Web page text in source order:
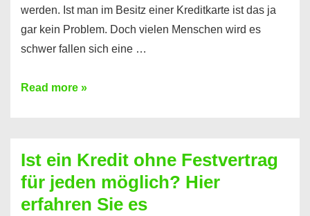
werden. Ist man im Besitz einer Kreditkarte ist das ja
gar kein Problem. Doch vielen Menschen wird es
schwer fallen sich eine …
Kreditkarte
Prepaid
ist
nicht
Read more »
Ist ein Kredit ohne Festvertrag
für jeden möglich? Hier
erfahren Sie es